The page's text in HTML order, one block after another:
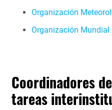
Organización
Organización Mundial
Coordinadores
tareas